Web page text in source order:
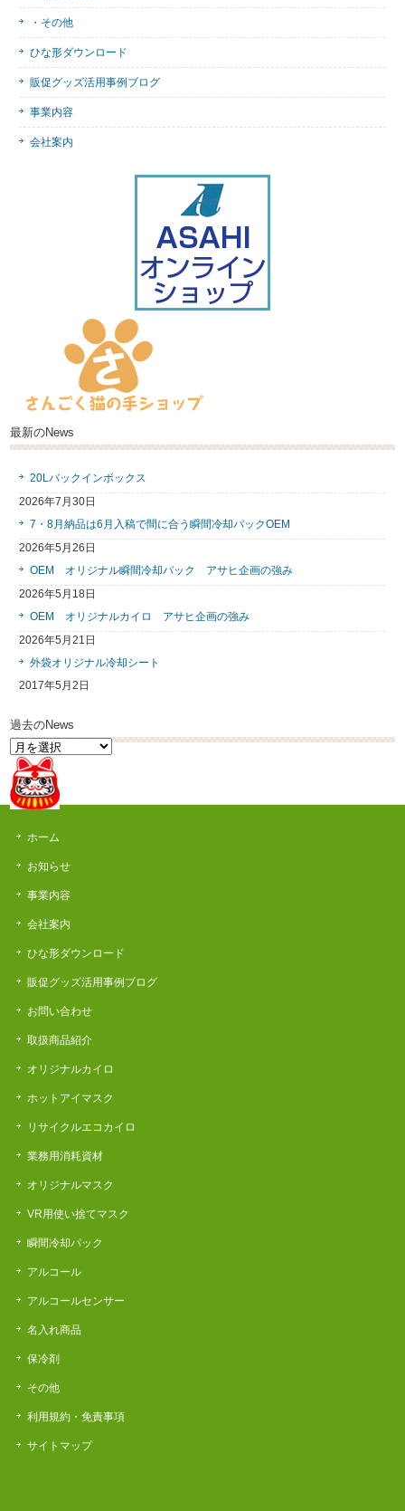
・その他
ひな形ダウンロード
販促グッズ活用事例ブログ
事業内容
会社案内
最新のNews
20Lバックインボックス
2026年7月30日
7・8月納品は6月入稿で間に合う瞬間冷却パックOEM
2026年5月26日
OEM オリジナル瞬間冷却パック アサヒ企画の強み
2026年5月18日
OEM オリジナルカイロ アサヒ企画の強み
2026年5月21日
外袋オリジナル冷却シート
2017年5月2日
過去のNews
過
去
の
News
ホーム
お知らせ
事業内容
会社案内
ひな形ダウンロード
販促グッズ活用事例ブログ
お問い合わせ
取扱商品紹介
オリジナルカイロ
ホットアイマスク
リサイクルエコカイロ
業務用消耗資材
オリジナルマスク
VR用使い捨てマスク
瞬間冷却パック
アルコール
アルコールセンサー
名入れ商品
保冷剤
その他
利用規約・免責事項
サイトマップ